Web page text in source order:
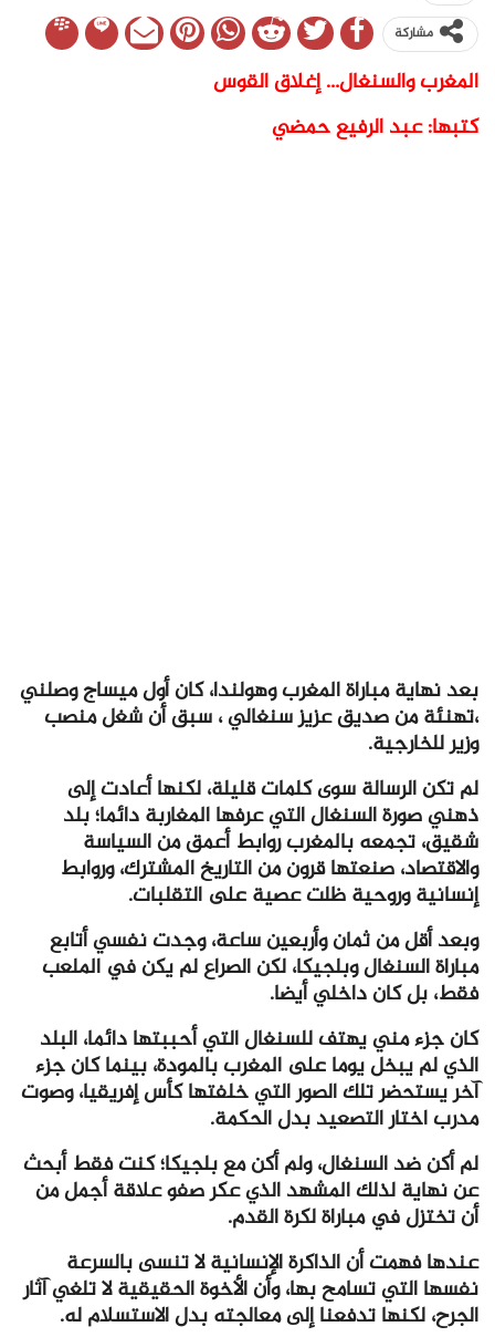
مشاركة
المغرب والسنغال… إغلاق القوس
كتبها: عبد الرفيع حمضي
بعد نهاية مباراة المغرب وهولندا، كان أول ميساج وصلني
،تهنئة من صديق عزيز سنغالي ، سبق أن شغل منصب
وزير للخارجية.
لم تكن الرسالة سوى كلمات قليلة، لكنها أعادت إلى
ذهني صورة السنغال التي عرفها المغاربة دائما؛ بلد
شقيق، تجمعه بالمغرب روابط أعمق من السياسة
والاقتصاد، صنعتها قرون من التاريخ المشترك، وروابط
إنسانية وروحية ظلت عصية على التقلبات.
وبعد أقل من ثمان وأربعين ساعة، وجدت نفسي أتابع
مباراة السنغال وبلجيكا، لكن الصراع لم يكن في الملعب
فقط، بل كان داخلي أيضا.
كان جزء مني يهتف للسنغال التي أحببتها دائما، البلد
الذي لم يبخل يوما على المغرب بالمودة، بينما كان جزء
آخر يستحضر تلك الصور التي خلفتها كأس إفريقيا، وصوت
مدرب اختار التصعيد بدل الحكمة.
لم أكن ضد السنغال، ولم أكن مع بلجيكا؛ كنت فقط أبحث
عن نهاية لذلك المشهد الذي عكر صفو علاقة أجمل من
أن تختزل في مباراة لكرة القدم.
عندها فهمت أن الذاكرة الإنسانية لا تنسى بالسرعة
نفسها التي تسامح بها، وأن الأخوة الحقيقية لا تلغي آثار
الجرح، لكنها تدفعنا إلى معالجته بدل الاستسلام له.